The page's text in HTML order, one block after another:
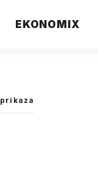
EKONOMIX
prikaza